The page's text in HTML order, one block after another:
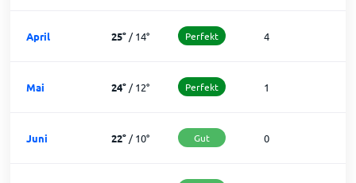
April 25°/14° Perfekt 4
Mai 24°/12° Perfekt 1
Juni 22°/10° Gut 0